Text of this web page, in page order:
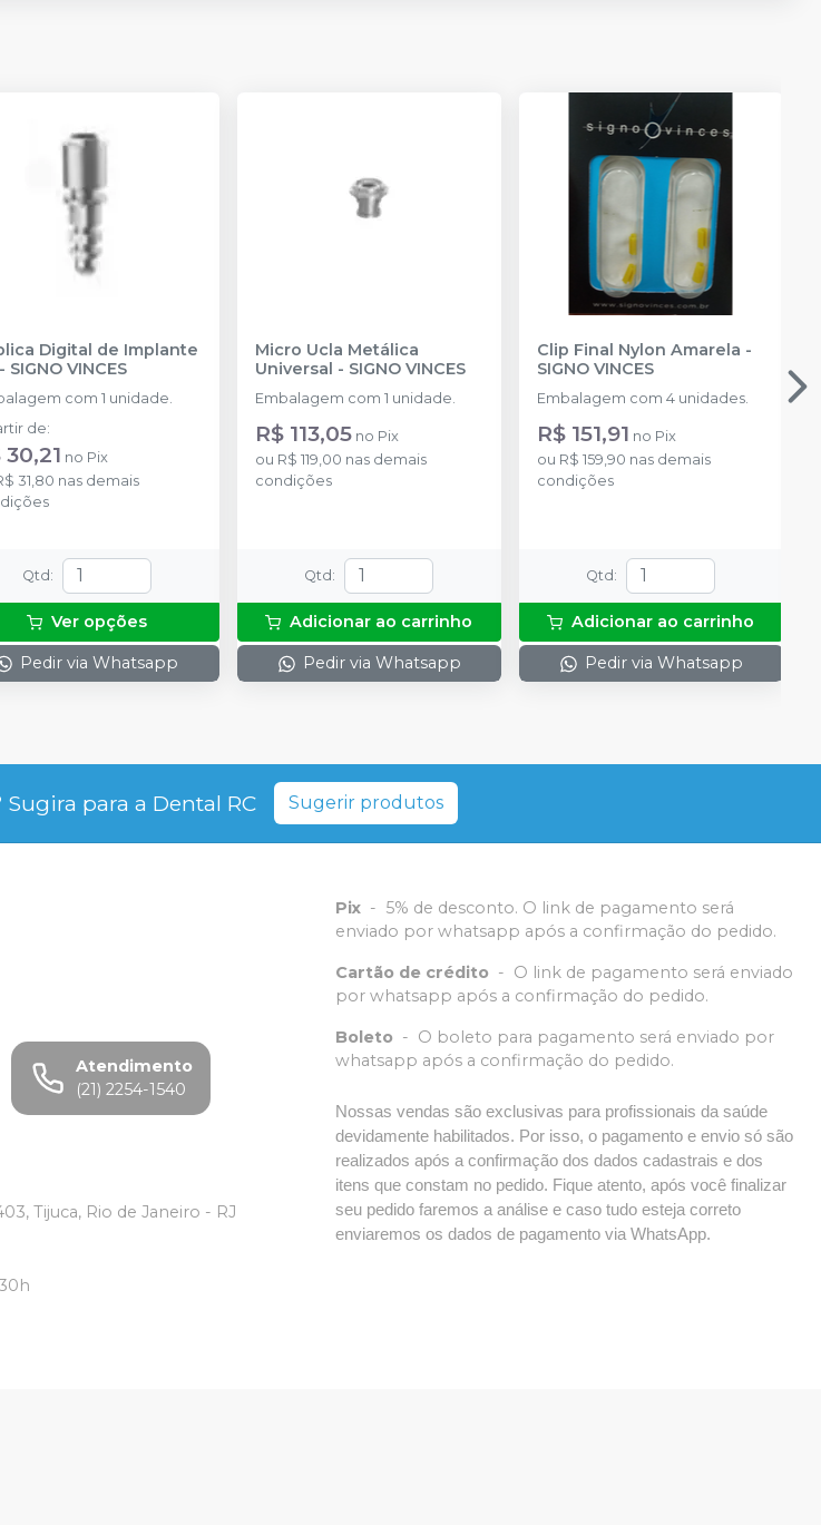
Digital de Implante
- SIGNO VINCES
com 1 unidade.
de:
30,21 no Pix
31,80 nas demais
Qtd :
Ver opções
Pedir via Whatsapp
Micro Ucla Metálica
Universal - SIGNO VINCES
Embalagem com 1 unidade.
R$ 113,05 no Pix
ou R$ 119,00 nas demais
condições
Qtd :
Adicionar ao carrinho
Pedir via Whatsapp
Clip Final Nylon Amarela -
SIGNO VINCES
Embalagem com 4 unidades.
R$ 151,91 no Pix
ou R$ 159,90 nas demais
condições
Qtd :
Adicionar ao carrinho
Pedir via Whatsapp
Sugira para a Dental RC Sugerir produtos
Atendimento
(21) 2254-1540
Tijuca, Rio de Janeiro - RJ
Pix - 5% de desconto. O link de pagamento será
enviado por whatsapp após a confirmação do pedido.
Cartão de crédito - O link de pagamento será enviado
por whatsapp após a confirmação do pedido.
Boleto - O boleto para pagamento será enviado por
whatsapp após a confirmação do pedido.
Nossas vendas são exclusivas para profissionais da saúde
devidamente habilitados. Por isso, o pagamento e envio só são
realizados após a confirmação dos dados cadastrais e dos
itens que constam no pedido. Fique atento, após você finalizar
seu pedido faremos a análise e caso tudo esteja correto
enviaremos os dados de pagamento via WhatsApp.